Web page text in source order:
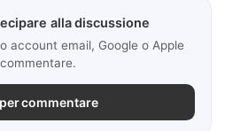
alla discussione
account email, Google o Apple
commentare